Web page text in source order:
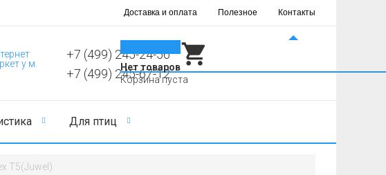
Доставка и оплата Полезное Контакты
+7 (499) 245-24-56
+7 (499) 245-67-12
Нет товаров
Корзина пуста
Для птиц
T5(Juwel)